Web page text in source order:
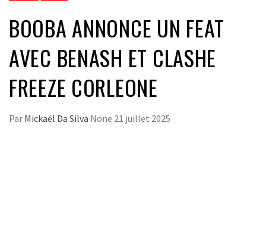
BOOBA ANNONCE UN FEAT
AVEC BENASH ET CLASHE
FREEZE CORLEONE
Par Mickaël Da Silva None 21 juillet 2025